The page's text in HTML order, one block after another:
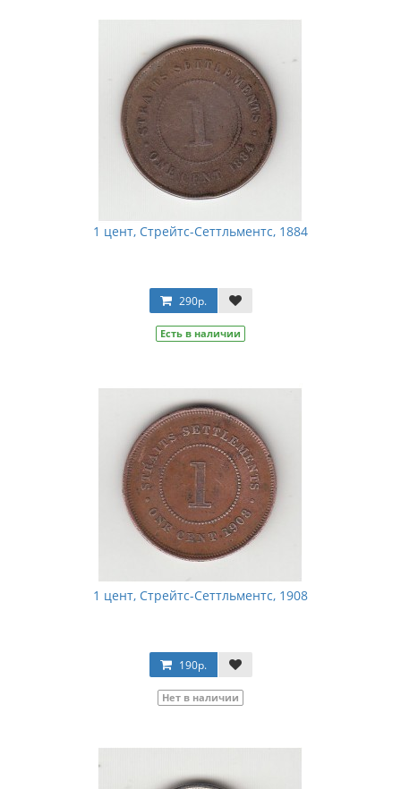
1 цент, Стрейтс-Сеттльментс, 1884
290р.
Есть в наличии
1 цент, Стрейтс-Сеттльментс, 1908
190р.
Нет в наличии